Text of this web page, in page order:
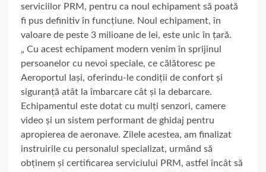
serviciilor PRM, pentru ca noul echipament să poată
fi pus definitiv în funcțiune. Noul echipament, în
valoare de peste 3 milioane de lei, este unic în țară.
„ Cu acest echipament modern venim în sprijinul
persoanelor cu nevoi speciale, ce călătoresc pe
Aeroportul Iași, oferindu-le condiții de confort și
siguranță atât la îmbarcare cât și la debarcare.
Echipamentul este dotat cu mulți senzori, camere
video și un sistem performant de ghidaj pentru
apropierea de aeronave. Zilele acestea, am finalizat
instruirile cu personalul specializat, urmând să
obținem și certificarea serviciului PRM, astfel încât să